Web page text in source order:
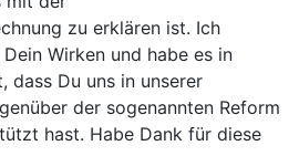
zu erklären ist. Ich
Wirken und habe es in
dass Du uns in unserer
der sogenannten Reform
hast. Habe Dank für diese